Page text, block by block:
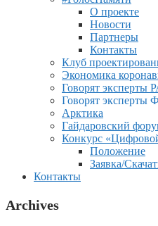
О проекте
Новости
Партнеры
Контакты
Клуб
Экономика
Говорят эксперты
Говорят эксперты
Арктика
Гайдаровский
Конкурс
Положение
Заявка/
Контакты
Archives